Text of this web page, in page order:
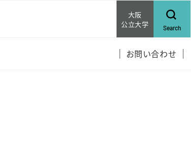
大阪
公立大学
Search
お問い合わせ